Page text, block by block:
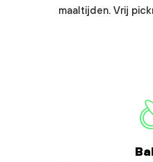
maaltijden. Vrij